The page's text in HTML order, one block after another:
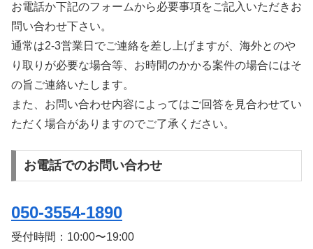
お電話か下記のフォームから必要事項をご記入いただきお
問い合わせ下さい。
通常は2-3営業日でご連絡を差し上げますが、海外とのや
り取りが必要な場合等、お時間のかかる案件の場合にはそ
の旨ご連絡いたします。
また、お問い合わせ内容によってはご回答を見合わせてい
ただく場合がありますのでご了承ください。
お電話でのお問い合わせ
050-3554-1890
受付時間： 10:00〜19:00